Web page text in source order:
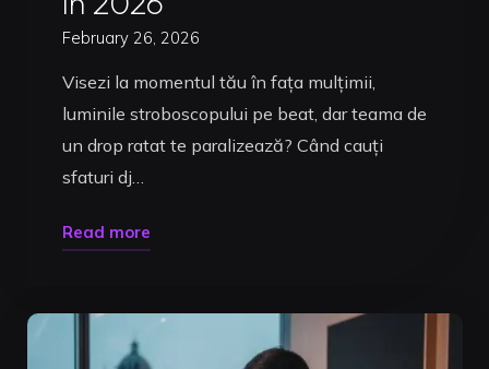
February 26, 2026
Visezi la momentul tău în fața mulțimii,
luminile stroboscopului pe beat, dar teama de
un drop ratat te paralizează? Când cauți
sfaturi dj…
Read more"5
Începători:
Cum